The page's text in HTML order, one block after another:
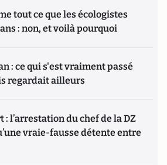
tout ce que les écologistes
: non, et voilà pourquoi
: ce qui s'est vraiment passé
regardait ailleurs
l’arrestation du chef de la DZ
vraie-fausse détente entre